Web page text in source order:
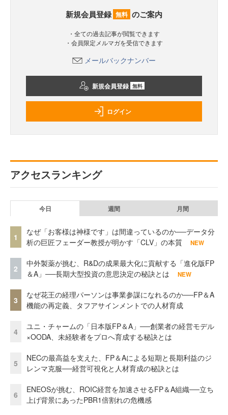
新規会員登録 無料 のご案内
・全ての過去記事が閲覧できます
・会員限定メルマガを受信できます
メールバックナンバー
新規会員登録 無料
ログイン
アクセスランキング
今日 週間 月間
1
なぜ「お客様は神様です」は間違っているのか──データ分
析の巨匠フェーダー教授が明かす「CLV」の本質
NEW
2
中外製薬が挑む、R&Dの成果最大化に貢献する「進化版FP
＆A」──長期大型投資の意思決定の秘訣とは
NEW
3
なぜ花王の経理パーソンは事業参謀になれるのか──FP＆A
機能の再定義、タフアサインメントでの人材育成
4
ユニ・チャームの「日本版FP＆A」──創業者の経営モデル
×OODA、未経験者をプロへ育成する秘訣とは
5
NECの最高益を支えた、FP＆Aによる短期と長期利益のジ
レンマ克服──経営可視化と人材育成の秘訣とは
6
ENEOSが挑む、ROIC経営を加速させるFP＆A組織──立ち
上げ背景にあったPBR1倍割れの危機感